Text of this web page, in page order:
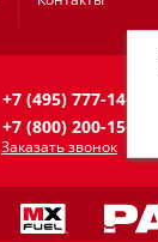
+7 (495) 777-14-94
+7 (800) 200-15-94
Заказать звонок